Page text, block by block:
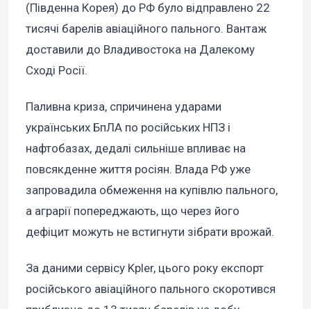
(Південна Корея) до РФ було відправлено 22
тисячі барелів авіаційного пального. Вантаж
доставили до Владивостока на Далекому
Сході Росії.
Паливна криза, спричинена ударами
українських БпЛА по російських НПЗ і
нафтобазах, дедалі сильніше впливає на
повсякденне життя росіян. Влада РФ уже
запровадила обмеження на купівлю пального,
а аграрії попереджають, що через його
дефіцит можуть не встигнути зібрати врожай.
За даними сервісу Kpler, цього року експорт
російського авіаційного пального скоротився